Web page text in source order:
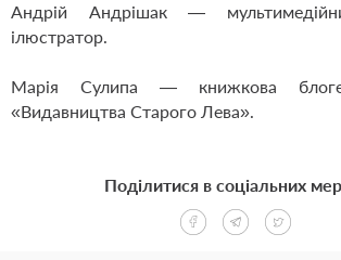
Андрій Андрішак —
ілюстратор.
Марія Сулипа — книжкова
«Видавництва Старого Лева».
Поділитися в соціальних